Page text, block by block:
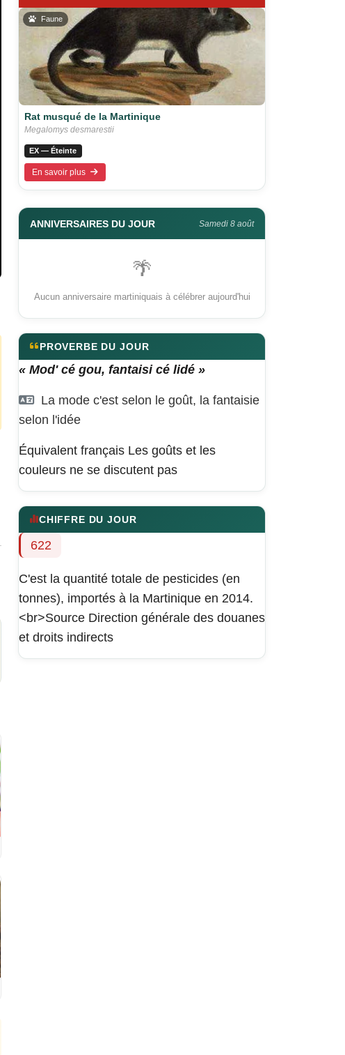
Faune
Rat musqué de la Martinique
Megalomys desmarestii
EX — Éteinte
En savoir plus
ANNIVERSAIRES DU JOUR Samedi 8 août
🌴
Aucun anniversaire martiniquais à célébrer aujourd'hui
PROVERBE DU JOUR
« Mod' cé gou, fantaisi cé lidé »
La mode c'est selon le goût, la fantaisie
selon l'idée
Équivalent français Les goûts et les
couleurs ne se discutent pas
CHIFFRE DU JOUR
622
C'est la quantité totale de pesticides (en
tonnes), importés à la Martinique en 2014.
<br>Source Direction générale des douanes
et droits indirects